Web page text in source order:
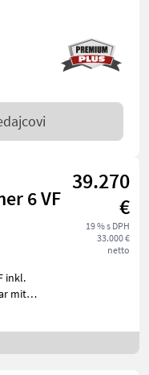
6 VF
39.270
€
19 % s DPH
33.000 €
netto
inkl.
mit
Claas